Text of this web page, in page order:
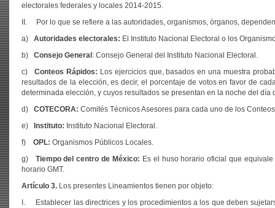
electorales federales y locales 2014-2015.
II. Por lo que se refiere a las autoridades, organismos, órganos,
a) Autoridades electorales: El Instituto Nacional Electoral o los
b) Consejo General : Consejo General del Instituto Nacional Electoral.
c)Conteos Rápidos: Los ejercicios que, basados en una muestra
resultados de la elección, es decir, el porcentaje de votos en favor de
determinada elección, y cuyos resultados se presentan en la noche del día
d) COTECORA: Comités Técnicos Asesores para cada uno de los
e)
Instituto: Instituto Nacional Electoral.
f) OPL: Organismos Públicos Locales.
g) Tiempo del centro de México: Es el huso horario oficial que
horario GMT.
Artículo 3. Los presentes Lineamientos tienen por objeto:
I. Establecer las directrices y los procedimientos a los que deben